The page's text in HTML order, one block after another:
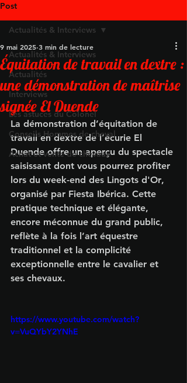
Post
Actualités & Interviews
Actualités
Interviews
Les astuces du Colonel
Conseils Hommes de cheval
Achat et vente de chevaux
Actualités & Interviews
Équitation de travail en dextre :
une démonstration de maîtrise
signée El Duende
9 mai 2025 3 min de lecture
La démonstration d’équitation de
travail en dextre de l’écurie El
Duende offre un aperçu du spectacle
saisissant dont vous pourrez profiter
lors du week-end des Lingots d'Or,
organisé par Fiesta Ibérica. Cette
pratique technique et élégante,
encore méconnue du grand public,
reflète à la fois l’art équestre
traditionnel et la complicité
exceptionnelle entre le cavalier et
ses chevaux.
https://www.youtube.com/watch?
v=VuQYbY2YNhE